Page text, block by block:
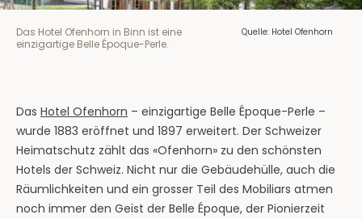
Das Hotel Ofenhorn in Binn ist eine
einzigartige Belle Époque-Perle.
Quelle: Hotel Ofenhorn
Das Hotel Ofenhorn – einzigartige Belle Époque-Perle –
wurde 1883 eröffnet und 1897 erweitert. Der Schweizer
Heimatschutz zählt das «Ofenhorn» zu den schönsten
Hotels der Schweiz. Nicht nur die Gebäudehülle, auch die
Räumlichkeiten und ein grosser Teil des Mobiliars atmen
noch immer den Geist der Belle Époque, der Pionierzeit